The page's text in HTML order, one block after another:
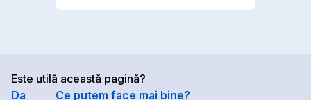
Este utilă această pagină?
Da
Ce putem face mai bine?